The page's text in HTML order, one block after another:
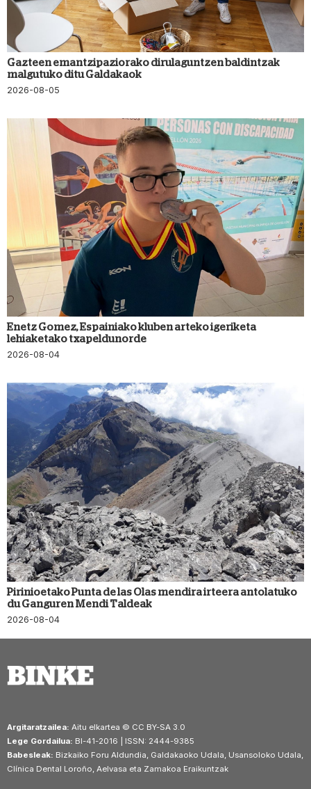
Gazteen emantzipaziorako dirulaguntzen baldintzak
malgutuko ditu Galdakaok
2026-08-05
Enetz Gomez, Espainiako kluben arteko igeriketa
lehiaketako txapeldunorde
2026-08-04
Pirinioetako Punta de las Olas mendira irteera antolatuko
du Ganguren Mendi Taldeak
2026-08-04
Argitaratzailea: Aitu elkartea © CC BY-SA 3.0
Lege Gordailua: BI-41-2016 | ISSN: 2444-9385
Babesleak: Bizkaiko Foru Aldundia, Galdakaoko Udala, Usansoloko Udala,
Clínica Dental Loroño, Aelvasa eta Zamakoa Eraikuntzak